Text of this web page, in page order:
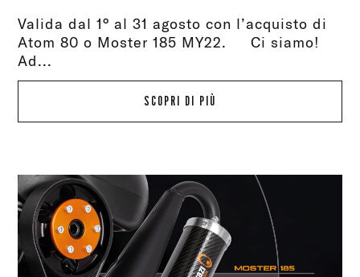
Valida dal 1° al 31 agosto con l’acquisto di
Atom 80 o Moster 185 MY22. Ci siamo!
Ad...
SCOPRI DI PIÙ